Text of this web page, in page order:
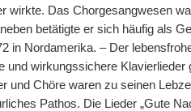
wirkte. Das Chorgesangwesen
betätigte er sich häufig als
in Nordamerika. – Der
und wirkungssichere
und Chöre waren zu seinen
Pathos. Die Lieder „Gute